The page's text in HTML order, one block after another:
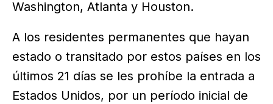
Washington, Atlanta y Houston.
A los residentes permanentes que hayan
estado o transitado por estos países en los
últimos 21 días se les prohíbe la entrada a
Estados Unidos, por un período inicial de